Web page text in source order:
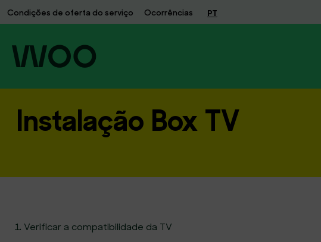
Condições de oferta do serviço Ocorrências PT
de
Net
Fibra
Configurar
WOO
Instalação Box TV
1. Verificar a compatibilidade da TV